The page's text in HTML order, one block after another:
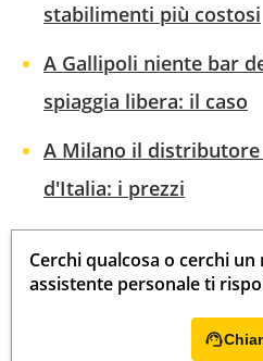
stabilimenti più costosi
A Gallipoli niente bar
spiaggia libera: il caso
A Milano il
d'Italia: i prezzi
Cerchi qualcosa o cerchi
assistente personale ti